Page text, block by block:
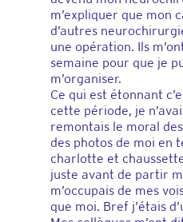
m’expliquer que mon
d’autres
une opération. Ils
semaine pour que je
m’organiser.
Ce qui est étonnant
cette période, je
remontais le moral
des photos de moi en
charlotte et
juste avant de partir
m’occupais de mes
que moi. Bref j’étais